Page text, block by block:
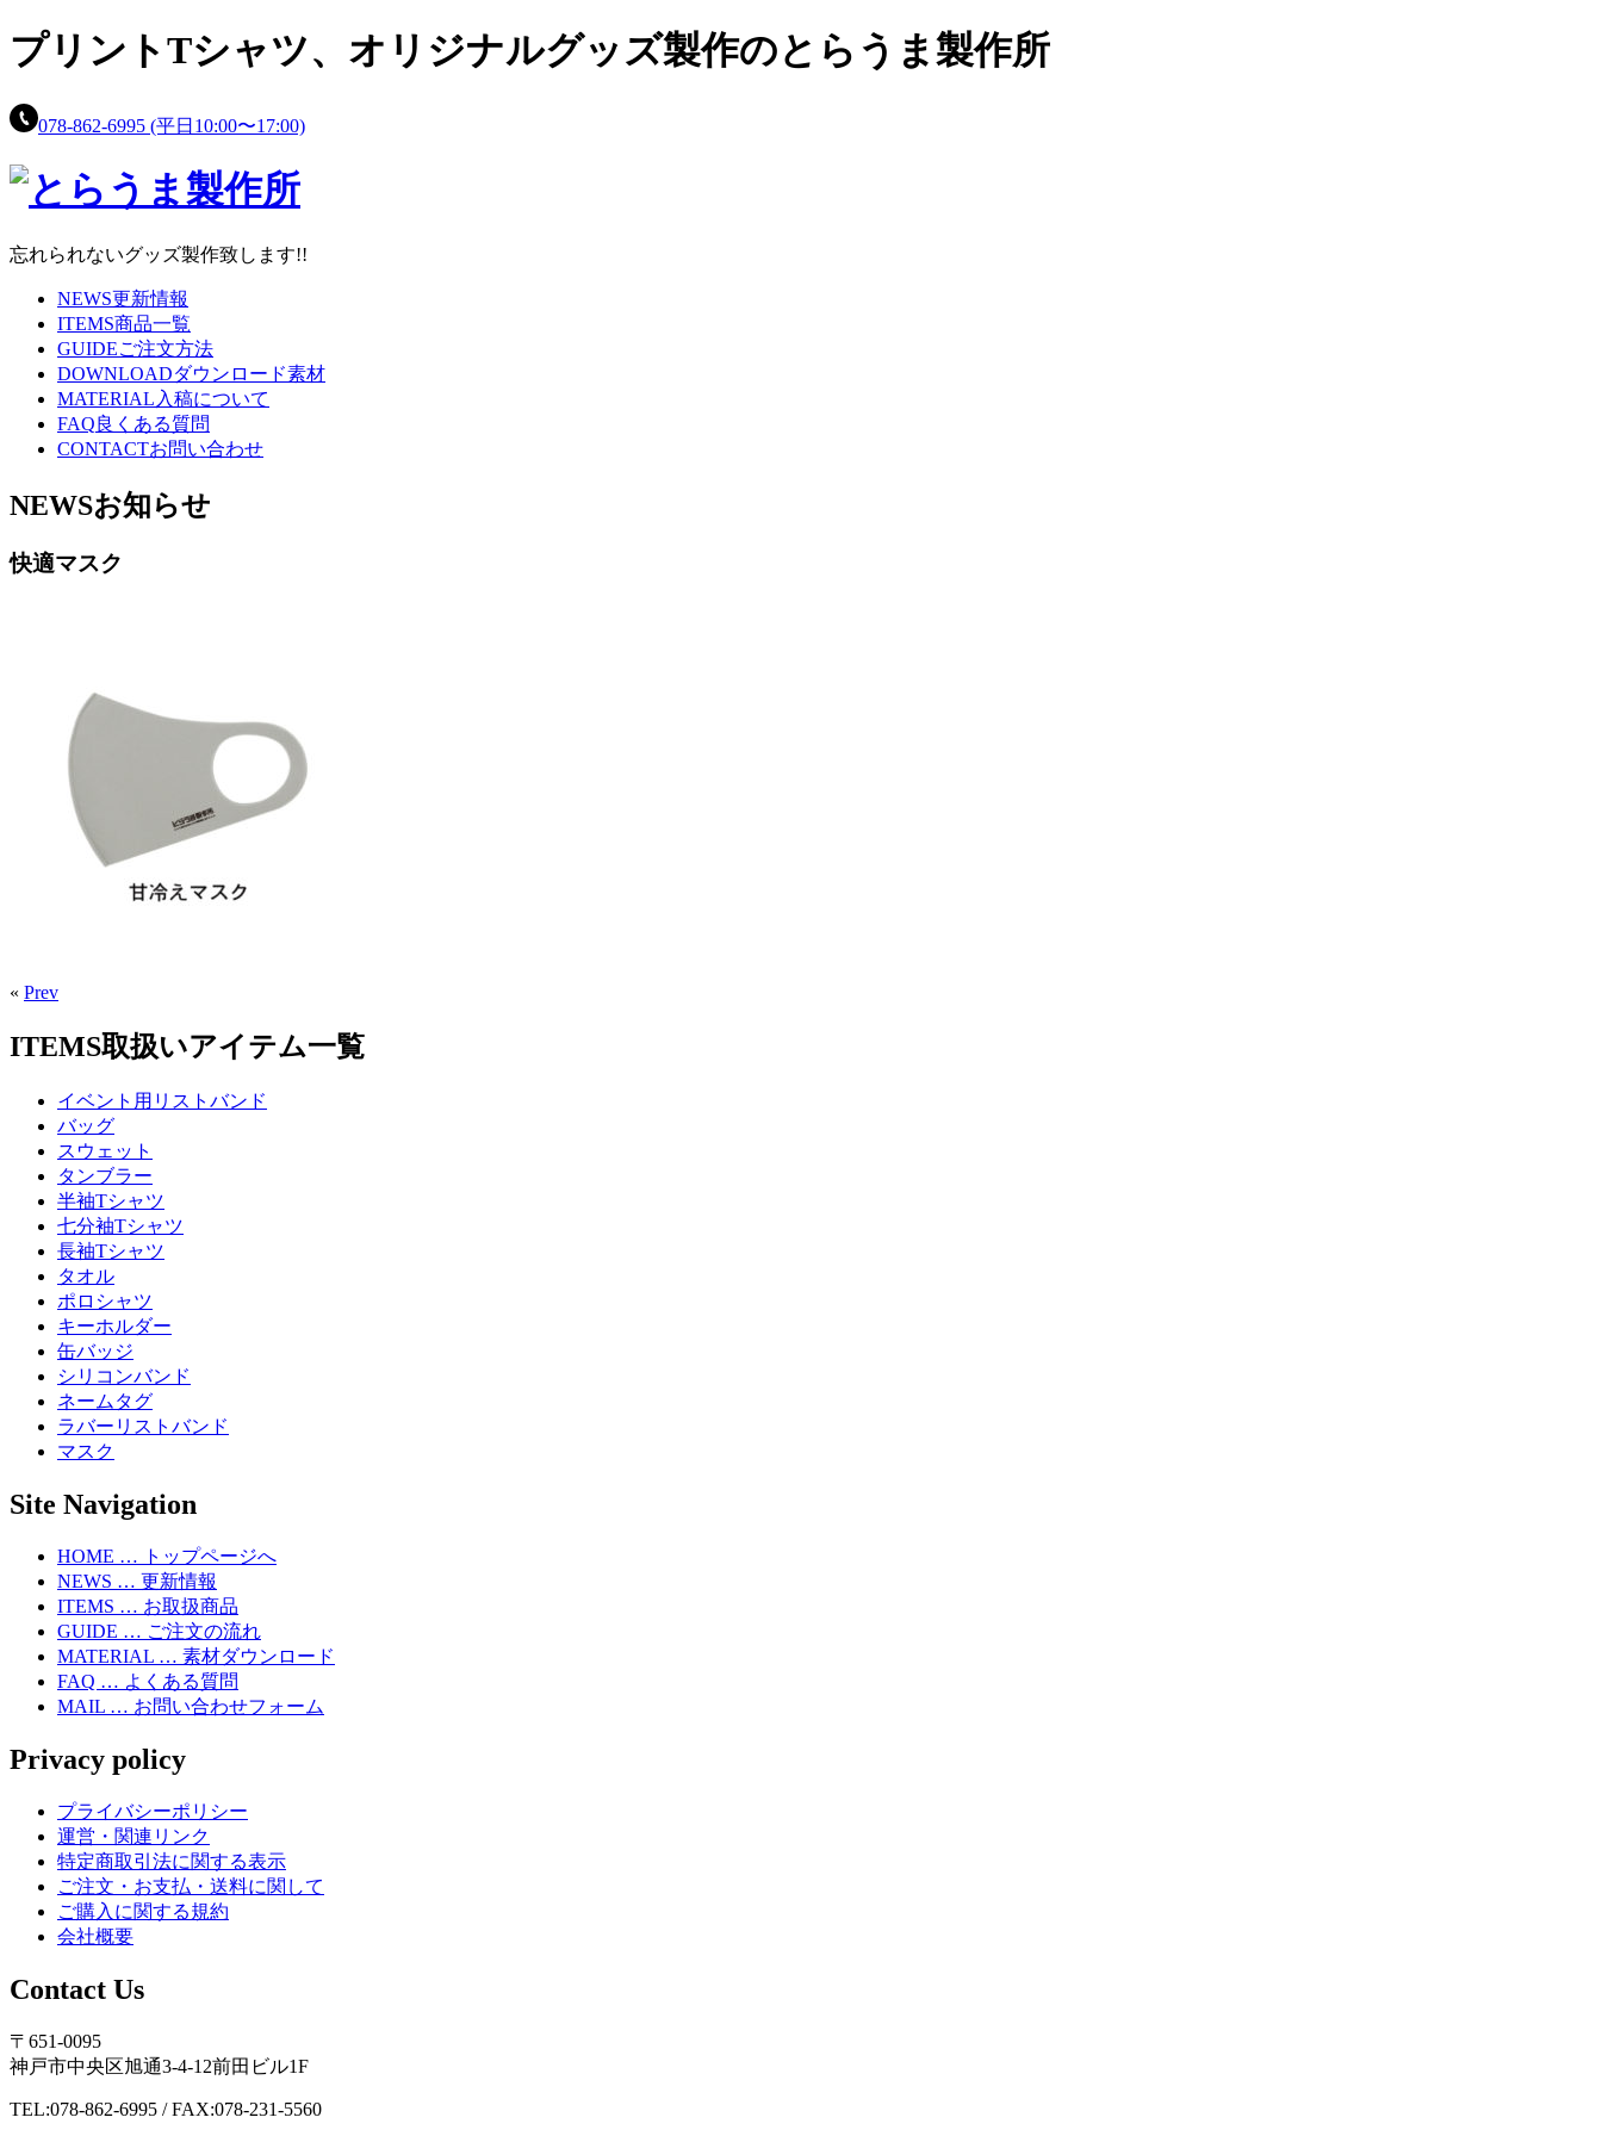
プリントTシャツ、 オリジナルグッズ製作のとらうま製作所
078-862-6995 (平日10:00〜17:00)
忘れられないグッズ製作致します!!
NEWS更新情報
ITEMS商品一覧
GUIDEご注文方法
DOWNLOADダウンロード素材
MATERIAL 入稿について
FAQ良くある質問
CONTACTお問い合わせ
NEWSお知らせ
快適マスク
« Prev
ITEMS取扱いアイテム一覧
イベント用リストバンド
バッグ
スウェット
タンブラー
半袖Tシャツ
七分袖Tシャツ
長袖Tシャツ
タオル
ポロシャツ
キーホルダー
缶バッジ
シリコンバンド
ネームタグ
ラバーリストバンド
マスク
Site Navigation
HOME … トップページへ
NEWS … 更新情報
ITEMS … お取扱商品
GUIDE … ご注文の流れ
MATERIAL … 素材ダウンロード
FAQ … よくある質問
MAIL … お問い合わせフォーム
Privacy policy
プライバシーポリシー
運営・関連リンク
特定商取引法に関する表示
ご注文・お支払・送料に関して
ご購入に関する規約
会社概要
Contact Us
〒651-0095
神戸市中央区旭通3-4-12前田ビル1F
TEL:078-862-6995 / FAX:078-231-5560